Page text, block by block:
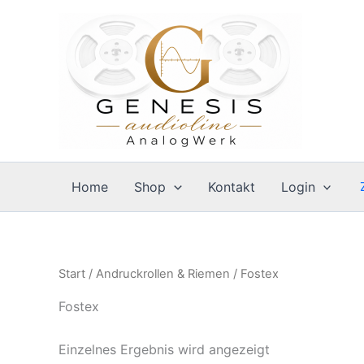
Home Shop Kontakt Login
Start / Andruckrollen & Riemen / Fostex
Fostex
Einzelnes Ergebnis wird angezeigt